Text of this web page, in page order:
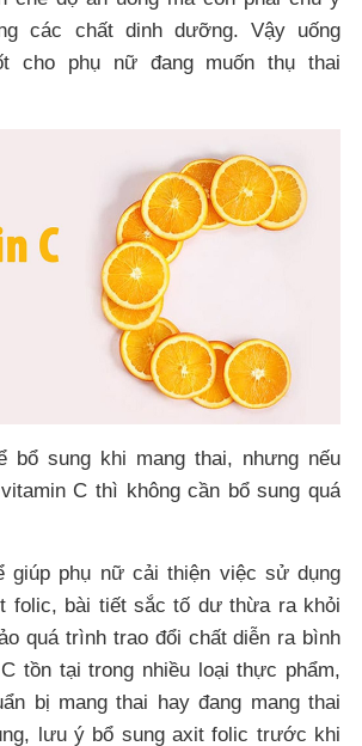
các chất dinh dưỡng. Vậy uống
cho phụ nữ đang muốn thụ thai
bổ sung khi mang thai, nhưng nếu
C thì không cần bổ sung quá
giúp phụ nữ cải thiện việc sử dụng
folic, bài tiết sắc tố dư thừa ra khỏi
quá trình trao đổi chất diễn ra bình
tồn tại trong nhiều loại thực phẩm,
bị mang thai hay đang mang thai
lưu ý bổ sung axit folic trước khi